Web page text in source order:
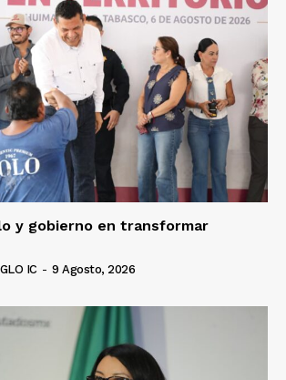
y gobierno en transformar
IC - 9 Agosto, 2026